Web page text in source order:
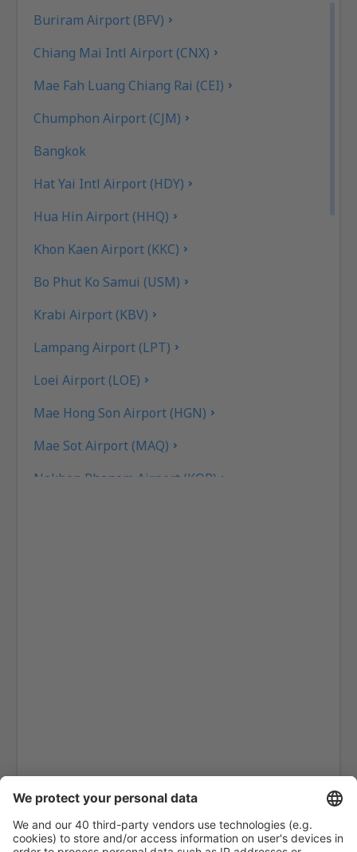
Buriram Airport (BFV)
Chiang Mai Intl Airport (CNX)
Mae Fah Luang Chiang Rai (CEI)
Chumphon Airport (CJM)
Bangkok
Hat Yai Intl Airport (HDY)
Hua Hin Airport (HHQ)
Khon Kaen Airport (KKC)
Bo Phut Ko Samui (USM)
Krabi Airport (KBV)
Lampang Airport (LPT)
Loei Airport (LOE)
Mae Hong Son Airport (HGN)
Mae Sot Airport (MAQ)
Nakhon Phanom Airport (KOP)
Sakon Nakhon Airport (SNO)
Sukhothai Airport (THS)
Surat Thani Airport (URT)